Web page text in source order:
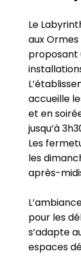
Le
aux
proposant
accueille
et en
jusqu’à
Les
les
après-
pour les
s’adapte
espaces